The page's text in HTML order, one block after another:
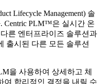
Lifecycle Management) 솔
Centric PLM™은 실시간 온
른 엔터프라이즈 솔루션과
출시된 다른 모든 솔루션
을 사용하여 상세하고 체
여 합리적인 결정을 내릴 수